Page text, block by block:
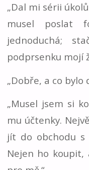
„Dal mi sérii
musel poslat
jednoduchá;
podprsenku mojí
„Dobře, a co bylo
„Musel jsem si
mu účtenky.
jít do obchodu
Nejen ho